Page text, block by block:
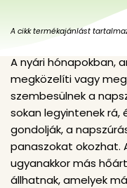
A cikk termékajánlást
A nyári hónapokban,
megközelíti vagy
szembesülnek a
sokan legyintenek rá,
gondolják, a
panaszokat okozhat.
ugyanakkor más
állhatnak, amelyek